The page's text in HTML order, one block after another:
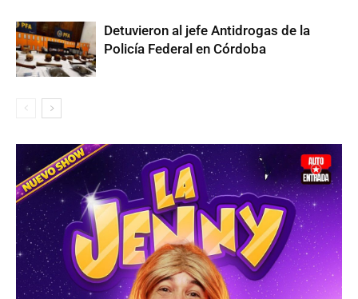
Detuvieron al jefe Antidrogas de la
Policía Federal en Córdoba